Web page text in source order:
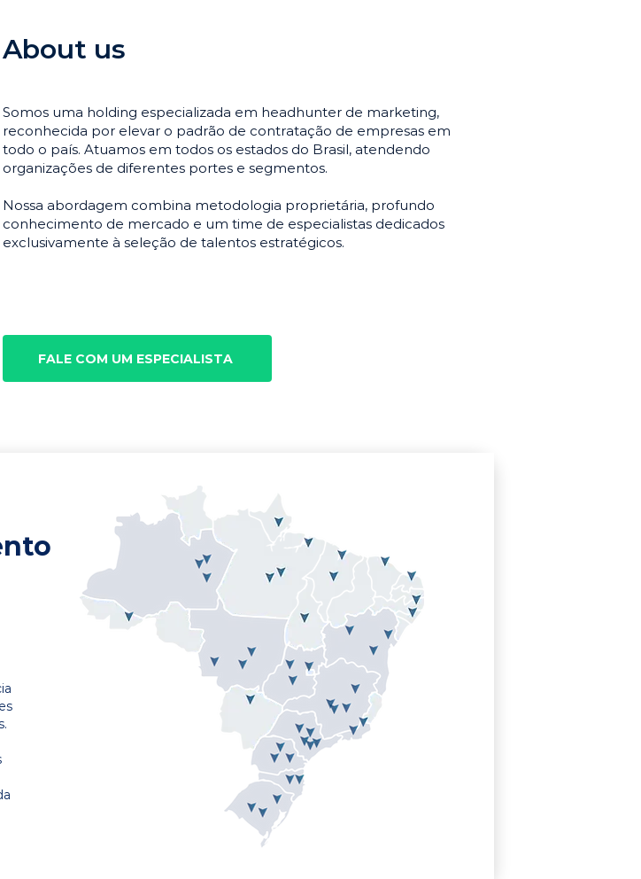
About us
Somos uma holding especializada em headhunter de marketing,
reconhecida por elevar o padrão de contratação de empresas em
todo o país. Atuamos em todos os estados do Brasil, atendendo
organizações de diferentes portes e segmentos.
Nossa abordagem combina metodologia proprietária, profundo
conhecimento de mercado e um time de especialistas dedicados
exclusivamente à seleção de talentos estratégicos.
FALE COM UM ESPECIALISTA